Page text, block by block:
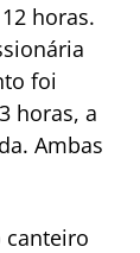
horas.
foi
horas, a
Ambas
canteiro